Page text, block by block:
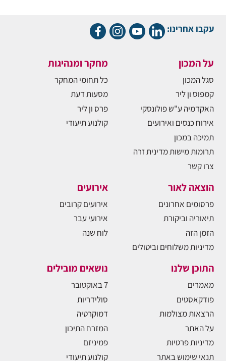
עקבו אחרינו:
על המכון
סגל המכון
קמפוס ון ליר
האקדמיה ע"ש פולונסקי
אירוח כנסים ואירועים
תמיכה במכון
תרומות מישות מדינית זרה
צרו קשר
מחקר ומנהיגות
כל תחומי המחקר
מסעות דעת
פרס ון ליר
קולנוע תיעודי
הוצאה לאור
פרסומים אחרונים
תיאוריה וביקורת
הזמן הזה
מדיניות משלוחים וביטולים
אירועים
אירועים קרובים
אירועי עבר
לוח שנה
התוכן שלנו
מאמרים
פודקאסטים
הרצאות מצולמות
על האתר
מדיניות פרטיות
תנאי שימוש באתר
נושאים מובילים
7 באוקטובר
סולידריות
דמוקרטיה
המזרח התיכון
פמיניזם
קולנוע תיעודי